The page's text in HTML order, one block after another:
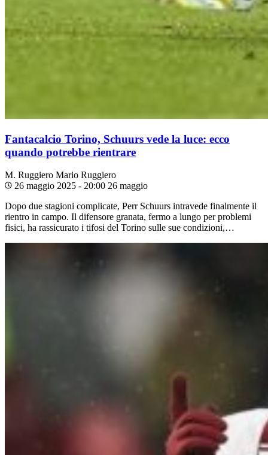
Fantacalcio Torino, Schuurs vede la luce: ecco
quando potrebbe rientrare
M. Ruggiero Mario Ruggiero
26 maggio 2025 - 20:00 26 maggio
Dopo due stagioni complicate, Perr Schuurs intravede finalmente il
rientro in campo. Il difensore granata, fermo a lungo per problemi
fisici, ha rassicurato i tifosi del Torino sulle sue condizioni,…